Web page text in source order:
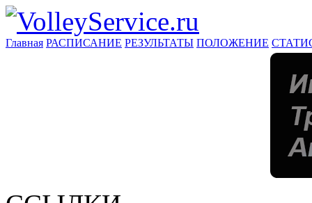
Главная РАСПИСАНИЕ РЕЗУЛЬТАТЫ ПОЛОЖЕНИЕ